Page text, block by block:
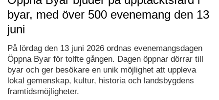
byar, med över 500 evenemang den 13
juni
På lördag den 13 juni 2026 ordnas evenemangsdagen
Öppna Byar för tolfte gången. Dagen öppnar dörrar till
byar och ger besökare en unik möjlighet att uppleva
lokal gemenskap, kultur, historia och landsbygdens
framtidsmöjligheter.